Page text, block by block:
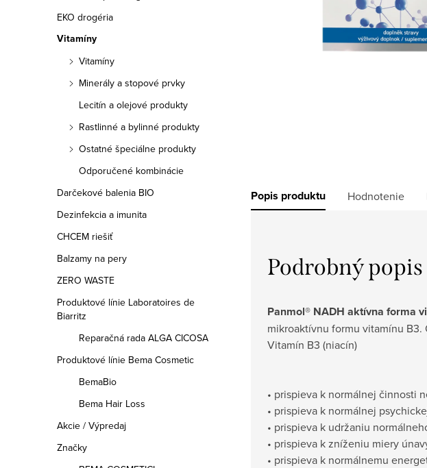
p
a
n
EKO drogéria
Vitamíny
Vitamíny
Minerály a stopové prvky
Lecitín a olejové produkty
Rastlinné a bylinné produkty
Ostatné špeciálne produkty
Odporučené kombinácie
Darčekové balenia BIO
Dezinfekcia a imunita
CHCEM riešiť
Balzamy na pery
ZERO WASTE
Produktové línie Laboratoires de
Biarritz
Reparačná rada ALGA CICOSA
Produktové línie Bema Cosmetic
BemaBio
Bema Hair Loss
Akcie / Výpredaj
Značky
Popis produktu Hodnotenie
Podrobný popis
Panmol® NADH aktívna forma
mikroaktívnu formu vitamínu
Vitamín B3 (niacín)
• prispieva k normálnej činnosti
• prispieva k normálnej
• prispieva k udržaniu
• prispieva k zníženiu miery
• prispieva k normálnemu